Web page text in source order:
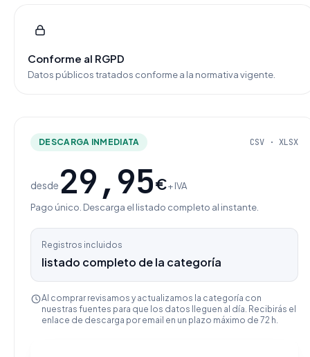
Conforme al RGPD
Datos públicos tratados conforme a la normativa vigente.
DESCARGA INMEDIATA CSV · XLSX
desde 29,95€+ IVA
Pago único. Descarga el listado completo al instante.
Registros incluidos
listado completo de la categoría
Al comprar revisamos y actualizamos la categoría con
nuestras fuentes para que los datos lleguen al día. Recibirás el
enlace de descarga por email en un plazo máximo de 72 h.